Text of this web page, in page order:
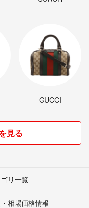
GUCCI
見る
リ一覧
相場価格情報